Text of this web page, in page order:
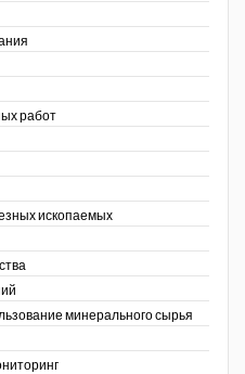
работ
ископаемых
минерального сырья